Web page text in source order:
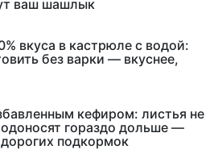
ваш шашлык
вкуса в кастрюле с водой:
без варки — вкуснее,
кефиром: листья не
гораздо дольше —
подкормок